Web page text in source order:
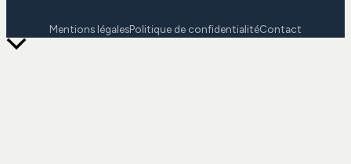
Mentions légalesPolitique de confidentialitéContact